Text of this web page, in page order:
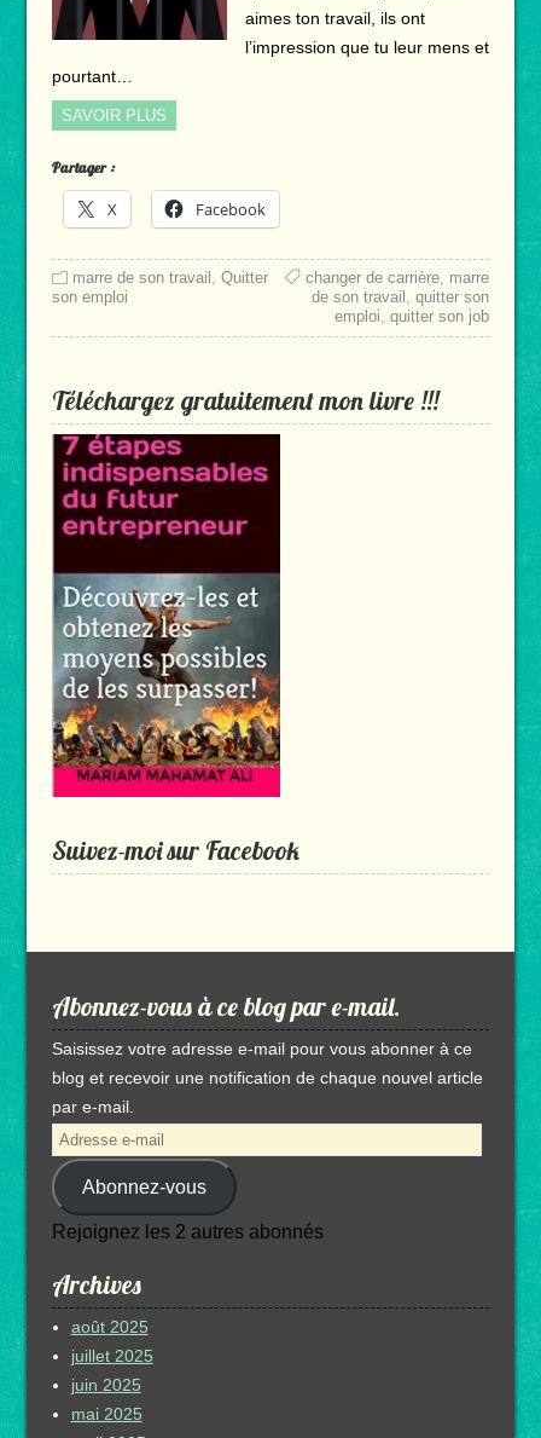
aimes ton travail, ils ont
l’impression que tu leur mens et
pourtant…
SAVOIR PLUS
Partager :
X Facebook
marre de son travail , Quitter
son emploi
changer de carrière, marre
de son travail ,quitter son
emploi,quitter son job
Téléchargez gratuitement mon livre !!!
Suivez-moi sur Facebook
Abonnez-vous à ce blog par e-mail.
Saisissez votre adresse e-mail pour vous abonner à ce
blog et recevoir une notification de chaque nouvel article
par e-mail.
Adresse
e-
mail Abonnez-vous
Rejoignez les 2 autres abonnés
Archives
août 2025
juillet 2025
juin 2025
mai 2025